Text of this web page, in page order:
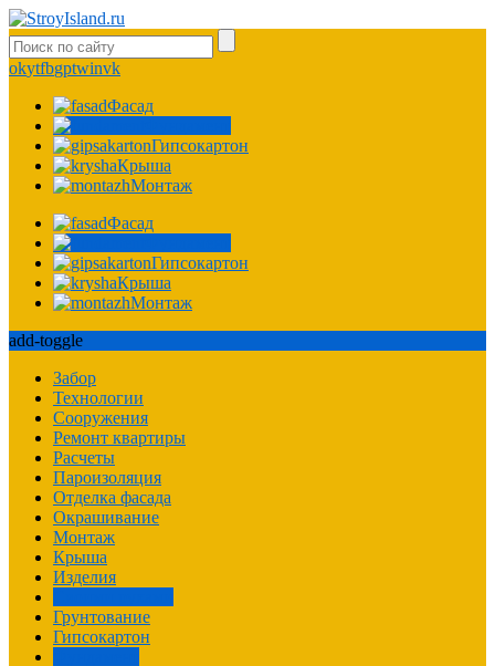
okytfbgptwinvk
Фасад
Гипсокартон
Крыша
Монтаж
Фасад
Гипсокартон
Крыша
Монтаж
add-toggle
Забор
Технологии
Сооружения
Ремонт квартиры
Расчеты
Пароизоляция
Отделка фасада
Окрашивание
Монтаж
Крыша
Изделия
Грунтование
Гипсокартон